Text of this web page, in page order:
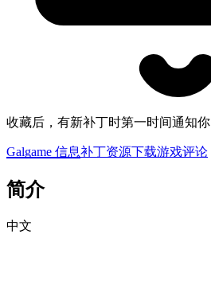
收藏后，有新补丁时第一时间通知你
Galgame 信息补丁资源下载游戏评论
简介
中文